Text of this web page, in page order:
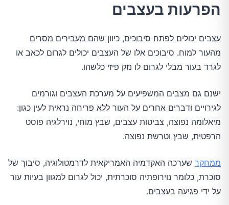
הפרעות בעצבים
עצבים יכולים לפתח סיבוכים, כיוון שהם מעבירים מסרים
מהעור למוח. סיבוכים אלו של העצבים יכולים לגרום לכאב או
לגרד בעור מבלי לגרום לו נזק פיזי כלשהו.
ישנם גם מצבים המשפיעים על מערכת העצבים וגורמים
לגירויים ודברים אחרים על העור ללא פריחה נראית לעין כגון:
מיאלומה נפוצה, צביטות עצבים, שבץ מוחי, נוירלגיה פוסט
הרפטית, שבץ וטרשת נפוצה.
ממחקר שערכה האקדמיה האמריקאית לדרמטולוגיה, סיבוך של
סוכרת, כלומר נוירופתיה סוכרתית, יכול לגרום למגוון בעיות עור
על ידי פגיעה בעצבים.